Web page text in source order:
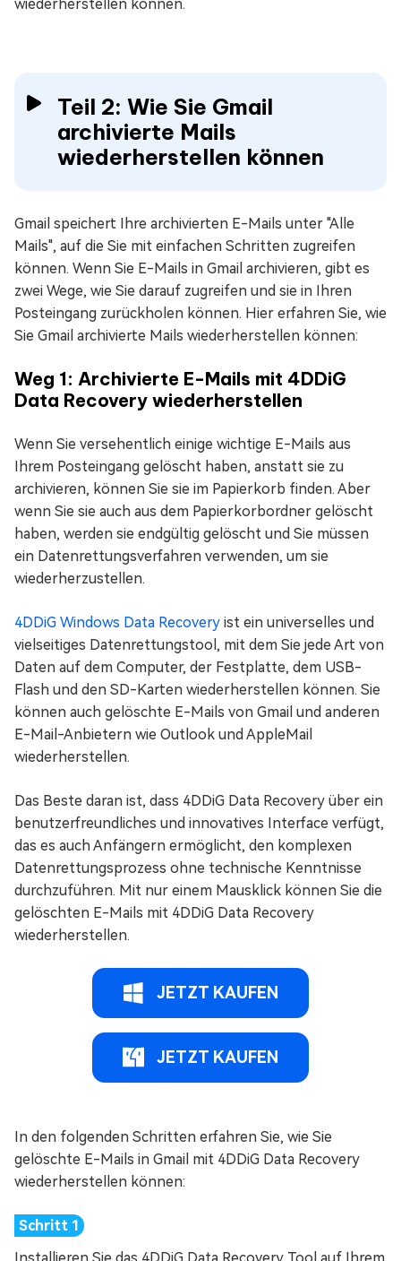
wiederherstellen können.
Teil 2: Wie Sie Gmail
archivierte Mails
wiederherstellen können
Gmail speichert Ihre archivierten E-Mails unter "Alle
Mails", auf die Sie mit einfachen Schritten zugreifen
können. Wenn Sie E-Mails in Gmail archivieren, gibt es
zwei Wege, wie Sie darauf zugreifen und sie in Ihren
Posteingang zurückholen können. Hier erfahren Sie, wie
Sie Gmail archivierte Mails wiederherstellen können:
Weg 1: Archivierte E-Mails mit 4DDiG
Data Recovery wiederherstellen
Wenn Sie versehentlich einige wichtige E-Mails aus
Ihrem Posteingang gelöscht haben, anstatt sie zu
archivieren, können Sie sie im Papierkorb finden. Aber
wenn Sie sie auch aus dem Papierkorbordner gelöscht
haben, werden sie endgültig gelöscht und Sie müssen
ein Datenrettungsverfahren verwenden, um sie
wiederherzustellen.
4DDiG Windows Data Recovery ist ein universelles und
vielseitiges Datenrettungstool, mit dem Sie jede Art von
Daten auf dem Computer, der Festplatte, dem USB-
Flash und den SD-Karten wiederherstellen können. Sie
können auch gelöschte E-Mails von Gmail und anderen
E-Mail-Anbietern wie Outlook und AppleMail
wiederherstellen.
Das Beste daran ist, dass 4DDiG Data Recovery über ein
benutzerfreundliches und innovatives Interface verfügt,
das es auch Anfängern ermöglicht, den komplexen
Datenrettungsprozess ohne technische Kenntnisse
durchzuführen. Mit nur einem Mausklick können Sie die
gelöschten E-Mails mit 4DDiG Data Recovery
wiederherstellen.
JETZT KAUFEN
JETZT KAUFEN
In den folgenden Schritten erfahren Sie, wie Sie
gelöschte E-Mails in Gmail mit 4DDiG Data Recovery
wiederherstellen können: